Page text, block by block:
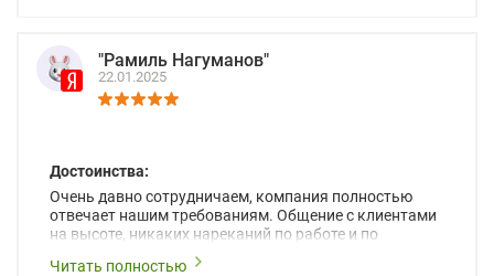
"Рамиль Нагуманов"
22.01.2025
Достоинства:
Очень давно сотрудничаем, компания полностью
отвечает нашим требованиям. Общение с клиентами
на высоте, никаких нареканий по работе и по
товарам. Рекомендую к сотрудничеству!
Читать полностью